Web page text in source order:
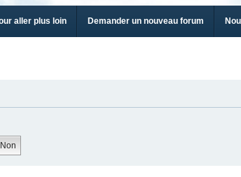
aller plus loin Demander un nouveau forum